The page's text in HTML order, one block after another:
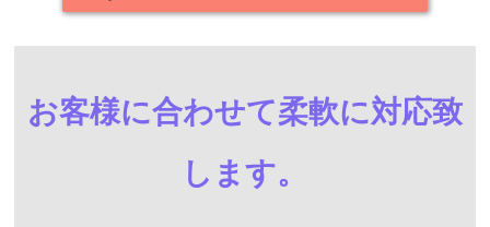
お客様に合わせて柔軟に対応致
します。